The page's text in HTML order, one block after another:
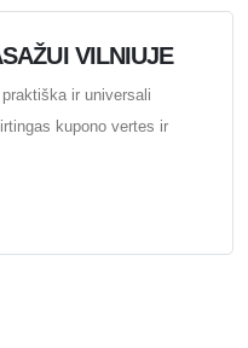
VILNIUJE
ir universali
kupono vertes ir